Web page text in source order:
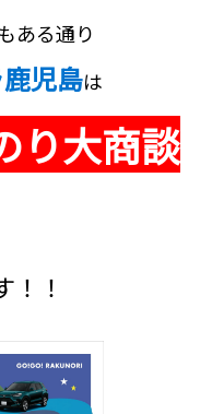
ある通り
児島は
り大商談
！！